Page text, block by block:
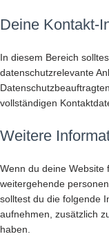
Deine Kontakt-
In diesem Bereich
datenschutzrelevante
vollständigen
Weitere
Wenn du deine Website
weitergehende
solltest du die folgende
aufnehmen, zusätzlich
haben.